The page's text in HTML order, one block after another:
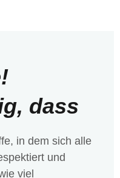
dass
in dem sich alle
und
viel